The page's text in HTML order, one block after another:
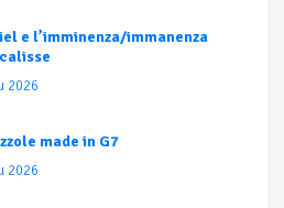
e l’imminenza/immanenza
2026
made in G7
2026